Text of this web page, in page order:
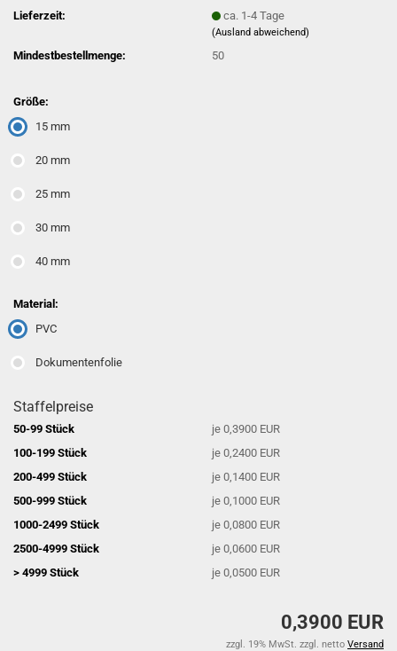
Lieferzeit:
ca. 1-4 Tage
(Ausland abweichend)
Mindestbestellmenge: 50
Größe:
15 mm
20 mm
25 mm
30 mm
40 mm
Material:
PVC
Dokumentenfolie
Staffelpreise
50-99 Stück
je 0,3900 EUR
100-199 Stück
je 0,2400 EUR
200-499 Stück
je 0,1400 EUR
500-999 Stück
je 0,1000 EUR
1000-2499 Stück
je 0,0800 EUR
2500-4999 Stück
je 0,0600 EUR
> 4999 Stück
je 0,0500 EUR
0,3900 EUR
zzgl. 19% MwSt. zzgl. netto Versand